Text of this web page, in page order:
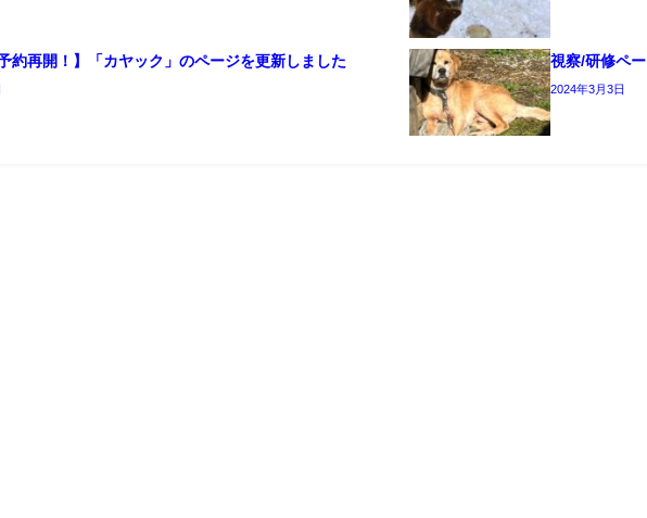
約再開！】「カヤック」のページを更新しました 視察/研修ペ
2024年3月3日